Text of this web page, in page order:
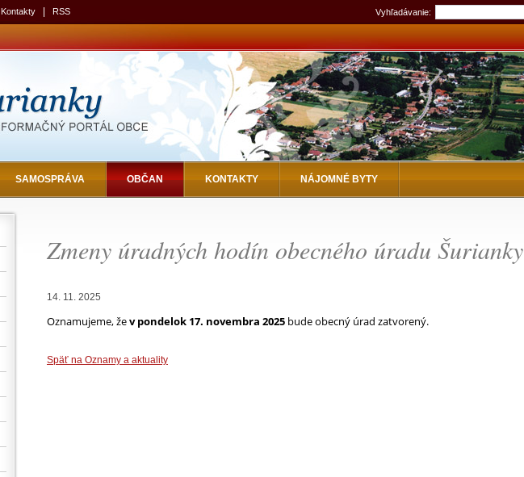
Kontakty RSS Vyhľadávanie:
SAMOSPRÁVA OBČAN KONTAKTY NÁJOMNÉ BYTY
Zmeny úradných hodín obecného úradu Šurianky
14. 11. 2025
Oznamujeme, žev pondelok 17. novembra 2025 bude obecný úrad zatvorený.
Späť na Oznamy a aktuality